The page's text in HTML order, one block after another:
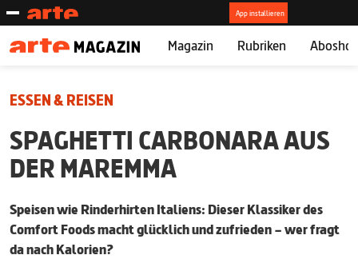
Magazin Rubriken
ESSEN & REISEN
SPAGHETTI CARBONARA AUS
DER MAREMMA
Speisen wie Rinderhirten Italiens: Dieser Klassiker des
Comfort Foods macht glücklich und zufrieden – wer fragt
da nach Kalorien?